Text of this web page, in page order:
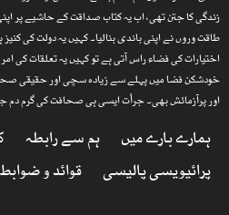
زندگی کا جتن تھی، اب یہ کتاب صداقت کے حاشیے پر
طاقت وروں نے اپنی باندی بنالیا۔ کہیں یہ دولت کی
اختیارات کی فضاء راس آتی ہے تو کہیں یہ تعلقات کی
خودشکن فضا میں پہلے سے زیادہ سچی اور حقیقی
اور پرآزمائش بھی۔ جرأت ایسی ہی صحافت کی گرم
ہمارے بارے میں ہم سے رابطہ
پرائیویسی پالیسی
قوائد و ضوابط